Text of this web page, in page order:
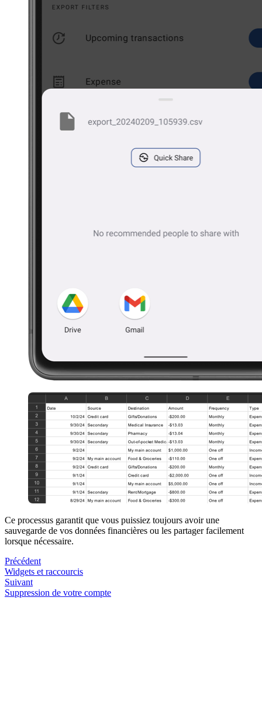
Ce processus garantit que vous puissiez toujours avoir une
sauvegarde de vos données financières ou les partager facilement
lorsque nécessaire.
Précédent
Widgets et raccourcis
Suivant
Suppression de votre compte